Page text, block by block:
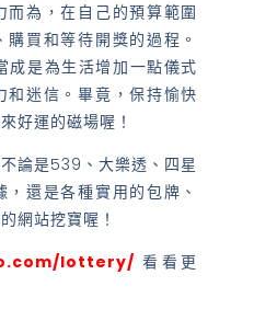
為，在自己的預算範圍
買和等待開獎的過程。
是為生活增加一點儀式
和迷信。畢竟，保持愉快
好運的磁場喔！
論是539、大樂透、四星
還是各種實用的包牌、
網站挖寶喔！
lottery/ 看看更